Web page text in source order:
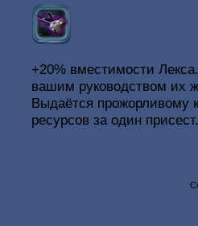
+20% вместимости
вашим руководством их
Выдаётся прожорливому
ресурсов за один присест.